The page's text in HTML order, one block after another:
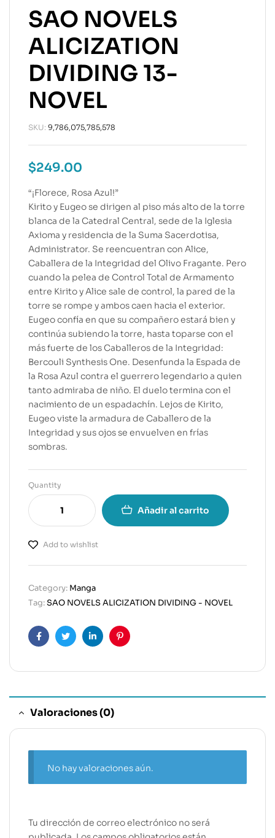
SAO NOVELS
ALICIZATION
DIVIDING 13-
NOVEL
SKU: 9,786,075,785,578
$249.00
“¡Florece, Rosa Azul!”
Kirito y Eugeo se dirigen al piso más alto de la torre
blanca de la Catedral Central, sede de la Iglesia
Axioma y residencia de la Suma Sacerdotisa,
Administrator. Se reencuentran con Alice,
Caballera de la Integridad del Olivo Fragante. Pero
cuando la pelea de Control Total de Armamento
entre Kirito y Alice sale de control, la pared de la
torre se rompe y ambos caen hacia el exterior.
Eugeo confía en que su compañero estará bien y
continúa subiendo la torre, hasta toparse con el
más fuerte de los Caballeros de la Integridad:
Bercouli Synthesis One. Desenfunda la Espada de
la Rosa Azul contra el guerrero legendario a quien
tanto admiraba de niño. El duelo termina con el
nacimiento de un espadachín. Lejos de Kirito,
Eugeo viste la armadura de Caballero de la
Integridad y sus ojos se envuelven en frías
sombras.
Quantity
Añadir al carrito
Add to wishlist
Category: Manga
Tag:SAO NOVELS ALICIZATION DIVIDING - NOVEL
FacebookTwitterLinkedinPinterest
Valoraciones (0)
No hay valoraciones aún.
Tu dirección de correo electrónico no será